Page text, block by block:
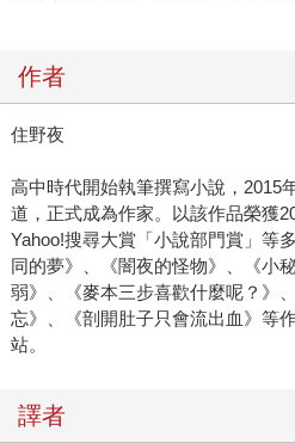
作者
住野夜
高中時代開始執筆撰寫小說，2015
道，正式成為作家。以該作品榮獲
Yahoo!搜尋大賞「小說部門賞」等
同的夢》、《闇夜的怪物》、《小
弱》、《麥本三步喜歡什麼呢？》
忘》、《剖開肚子只會流出血》等
站。
譯者